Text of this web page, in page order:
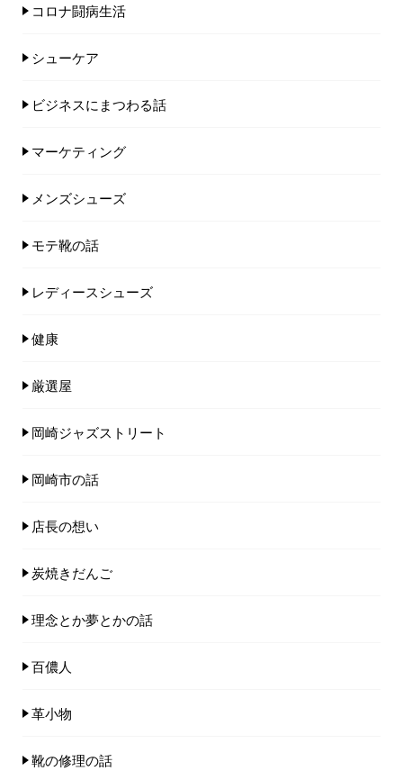
コロナ闘病生活
シューケア
ビジネスにまつわる話
マーケティング
メンズシューズ
モテ靴の話
レディースシューズ
健康
厳選屋
岡崎ジャズストリート
岡崎市の話
店長の想い
炭焼きだんご
理念とか夢とかの話
百儂人
革小物
靴の修理の話